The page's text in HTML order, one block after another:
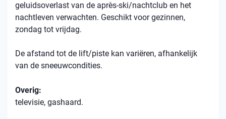
geluidsoverlast van de après-ski/nachtclub en het
nachtleven verwachten. Geschikt voor gezinnen,
zondag tot vrijdag.
De afstand tot de lift/piste kan variëren, afhankelijk
van de sneeuwcondities.
Overig:
televisie, gashaard.